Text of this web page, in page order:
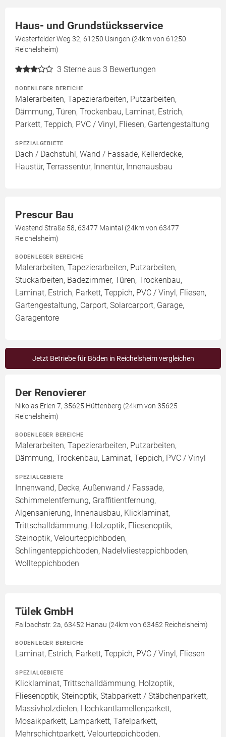
Haus- und Grundstücksservice
Westerfelder Weg 32, 61250 Usingen (24km von 61250
Reichelsheim)
3 Sterne aus 3 Bewertungen
BODENLEGER BEREICHE
Malerarbeiten, Tapezierarbeiten, Putzarbeiten,
Dämmung, Türen, Trockenbau, Laminat, Estrich,
Parkett, Teppich, PVC / Vinyl, Fliesen, Gartengestaltung
SPEZIALGEBIETE
Dach / Dachstuhl, Wand / Fassade, Kellerdecke,
Haustür, Terrassentür, Innentür, Innenausbau
Prescur Bau
Westend Straße 58, 63477 Maintal (24km von 63477
Reichelsheim)
BODENLEGER BEREICHE
Malerarbeiten, Tapezierarbeiten, Putzarbeiten,
Stuckarbeiten, Badezimmer, Türen, Trockenbau,
Laminat, Estrich, Parkett, Teppich, PVC / Vinyl, Fliesen,
Gartengestaltung, Carport, Solarcarport, Garage,
Garagentore
Jetzt Betriebe für Böden in Reichelsheim vergleichen
Der Renovierer
Nikolas Erlen 7, 35625 Hüttenberg (24km von 35625
Reichelsheim)
BODENLEGER BEREICHE
Malerarbeiten, Tapezierarbeiten, Putzarbeiten,
Dämmung, Trockenbau, Laminat, Teppich, PVC / Vinyl
SPEZIALGEBIETE
Innenwand, Decke, Außenwand / Fassade,
Schimmelentfernung, Graffitientfernung,
Algensanierung, Innenausbau, Klicklaminat,
Trittschalldämmung, Holzoptik, Fliesenoptik,
Steinoptik, Velourteppichboden,
Schlingenteppichboden, Nadelvliesteppichboden,
Wollteppichboden
Tülek GmbH
Fallbachstr. 2a, 63452 Hanau (24km von 63452 Reichelsheim)
BODENLEGER BEREICHE
Laminat, Estrich, Parkett, Teppich, PVC / Vinyl, Fliesen
SPEZIALGEBIETE
Klicklaminat, Trittschalldämmung, Holzoptik,
Fliesenoptik, Steinoptik, Stabparkett / Stäbchenparkett,
Massivholzdielen, Hochkantlamellenparkett,
Mosaikparkett, Lamparkett, Tafelparkett,
Mehrschichtparkett, Velourteppichboden,